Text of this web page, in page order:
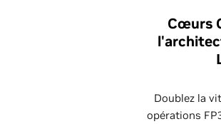
Cœurs
Doublez la
opérations